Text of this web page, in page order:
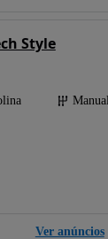
Style
Manual
Ver anúncios